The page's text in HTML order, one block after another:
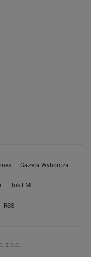
Gazeta Wyborcza
Tok.FM
RSS
z o.o.